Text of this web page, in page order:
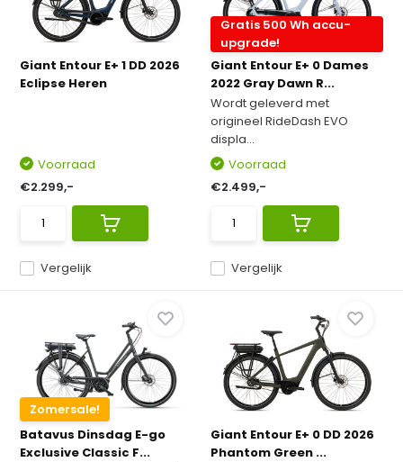
Giant Entour E+ 1 DD 2026
Eclipse Heren
Vergelijk
Voorraad
€2.299,-
Gratis 500 Wh accu-
upgrade!
Giant Entour E+ 0 Dames
2022 Gray Dawn R...
Wordt geleverd met
origineel RideDash EVO
displa...
Vergelijk
Voorraad
€2.499,-
Zomersale!
Batavus Dinsdag E-go
Exclusive Classic F...
Giant Entour E+ 0 DD 2026
Phantom Green ...